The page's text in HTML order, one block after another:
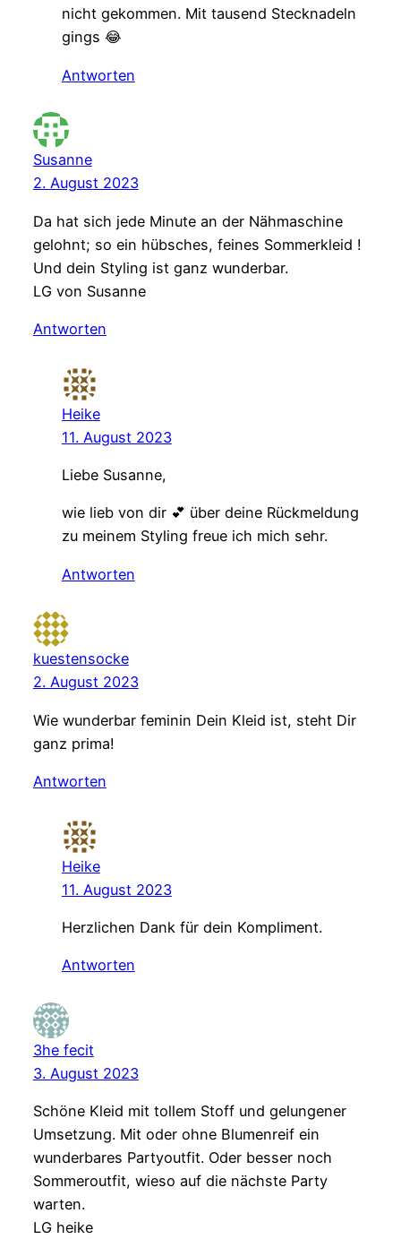
nicht gekommen. Mit tausend Stecknadeln
gings 😂
Antworten
Susanne
2. August 2023
Da hat sich jede Minute an der Nähmaschine
gelohnt; so ein hübsches, feines Sommerkleid !
Und dein Styling ist ganz wunderbar.
LG von Susanne
Antworten
Heike
11. August 2023
Liebe Susanne,
wie lieb von dir 💕 über deine Rückmeldung
zu meinem Styling freue ich mich sehr.
Antworten
kuestensocke
2. August 2023
Wie wunderbar feminin Dein Kleid ist, steht Dir
ganz prima!
Antworten
Heike
11. August 2023
Herzlichen Dank für dein Kompliment.
Antworten
3he fecit
3. August 2023
Schöne Kleid mit tollem Stoff und gelungener
Umsetzung. Mit oder ohne Blumenreif ein
wunderbares Partyoutfit. Oder besser noch
Sommeroutfit, wieso auf die nächste Party
warten.
LG heike